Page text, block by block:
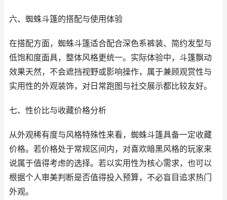
六、蜘蛛斗篷的搭配与使用体验
在搭配方面，蜘蛛斗篷适合配合深色系裤装、简约发型与
低饱和度面具，整体风格更统一。实际体验中，斗篷飘动
效果天然，不会遮挡视野或影响操作，属于兼顾观赏性与
实用性的外观装饰，对日常跑图与社交展示都比较友好。
七、性价比与收藏价格分析
从外观稀有度与风格特殊性来看，蜘蛛斗篷具备一定收藏
价格。若价格处于常规区间内，对喜欢暗黑风格的玩家来
说属于值得考虑的选择。若以实用性为核心需求，也可以
根据个人审美判断是否值得投入预算，不必盲目追求热门
外观。